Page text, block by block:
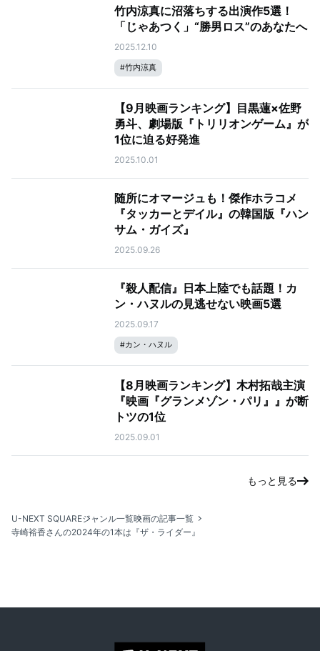
竹内涼真に沼落ちする出演作5選！
「じゃあつく」“勝男ロス”のあなたへ
2025.12.10
#竹内涼真
【9月映画ランキング】目黒蓮×佐野
勇斗、劇場版『トリリオンゲーム』が
1位に迫る好発進
2025.10.01
随所にオマージュも！傑作ホラコメ
『タッカーとデイル』の韓国版『ハン
サム・ガイズ』
2025.09.26
『殺人配信』日本上陸でも話題！カ
ン・ハヌルの見逃せない映画5選
2025.09.17
#カン・ハヌル
【8月映画ランキング】木村拓哉主演
『映画『グランメゾン・パリ』』が断
トツの1位
2025.09.01
もっと見る
U-NEXT SQUAREジャンル一覧映画の記事一覧
寺崎裕香さんの2024年の1本は『ザ・ライダー』